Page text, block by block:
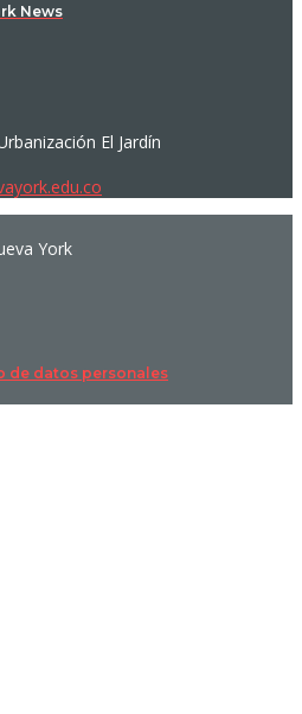
News
El Jardín
York
de datos personales